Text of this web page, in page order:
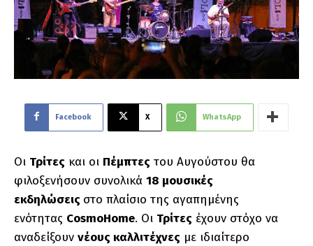
Facebook X WhatsApp
Οι Τρίτες και οι Πέμπτες του Αυγούστου θα
φιλοξενήσουν συνολικά 18 μουσικές
εκδηλώσεις στο πλαίσιο της αγαπημένης
ενότητας CosmoHome. Οι Τρίτες έχουν στόχο να
αναδείξουν νέους καλλιτέχνες με ιδιαίτερο